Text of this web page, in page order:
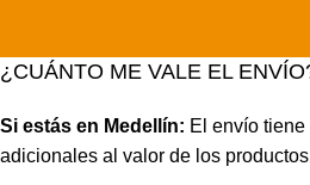
¿CUÁNTO ME VALE EL
Si estás en Medellín: El envío
adicionales al valor de los